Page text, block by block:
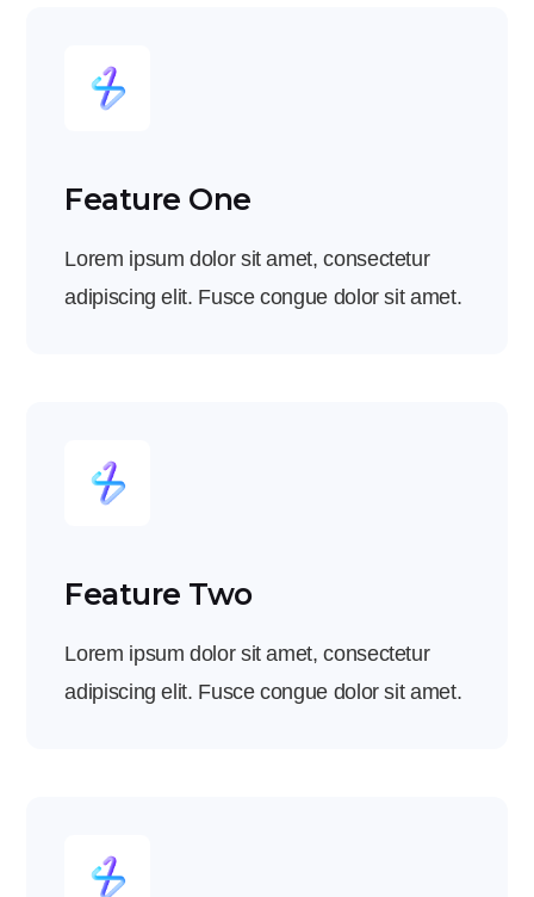
Feature One
Lorem ipsum dolor sit amet, consectetur
adipiscing elit. Fusce congue dolor sit amet.
Feature Two
Lorem ipsum dolor sit amet, consectetur
adipiscing elit. Fusce congue dolor sit amet.